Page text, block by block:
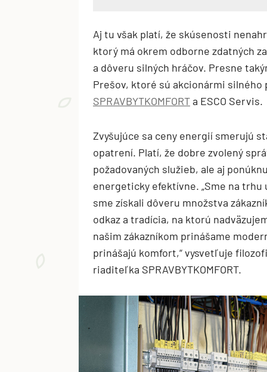
Aj tu však platí, že skúsenosti
ktorý má okrem odborne zdatných
a dôveru silných hráčov. Presne
Prešov, ktoré sú akcionármi
SPRAVBYTKOMFORTa ESCO Servis.
Zvyšujúce sa ceny energií smerujú
opatrení. Platí, že dobre zvolený
požadovaných služieb, ale aj
energeticky efektívne. „Sme na trhu
sme získali dôveru množstva
odkaz a tradícia, na ktorú
našim zákazníkom prinášame
prinášajú komfort,“ vysvetľuje
riaditeľka SPRAVBYTKOMFORT.